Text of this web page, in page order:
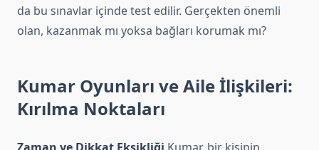
da bu sınavlar içinde test edilir. Gerçekten önemli
olan, kazanmak mı yoksa bağları korumak mı?
Kumar Oyunları ve Aile İlişkileri:
Kırılma Noktaları